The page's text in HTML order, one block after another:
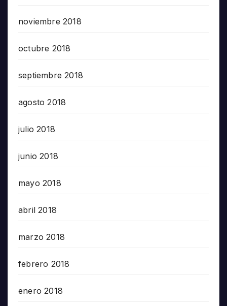
noviembre 2018
octubre 2018
septiembre 2018
agosto 2018
julio 2018
junio 2018
mayo 2018
abril 2018
marzo 2018
febrero 2018
enero 2018